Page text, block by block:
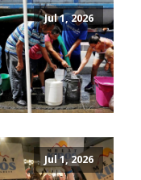
Jul 1, 2026
Jul 1, 2026